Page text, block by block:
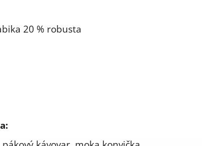
20 % robusta